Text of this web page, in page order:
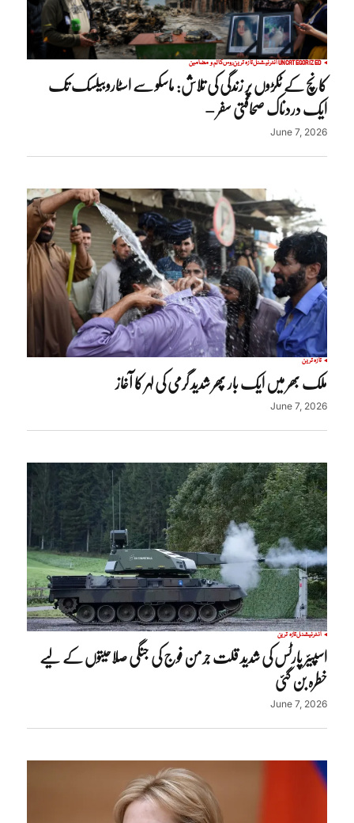
UNCATEGORIZEDانٹرنیشنلتازہ ترینروسکالم و مضامین
کانچ کے ٹکڑوں پر زندگی کی تلاش: ماسکو سے اسٹاروبیلسک تک
ایک دردناک صحافتی سفر –
June 7, 2026
تازہ ترین
ملک بھر میں ایک بار پھر شدید گرمی کی لہر کا آغاز
June 7, 2026
انٹرنیشنلتازہ ترین
اسپیئر پارٹس کی شدید قلت جرمن فوج کی جنگی صلاحیتوں کے لیے
خطرہ بن گئی
June 7, 2026